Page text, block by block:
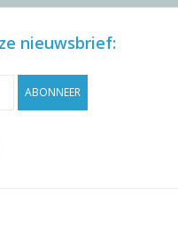
nieuwsbrief:
ABONNEER